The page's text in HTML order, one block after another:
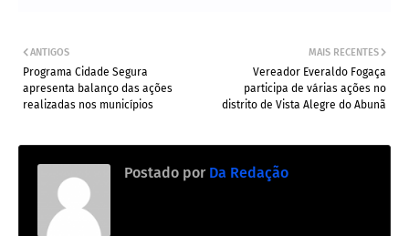
MAIS RECENTES
Vereador Everaldo Fogaça
participa de várias ações no
distrito de Vista Alegre do Abunã
ANTIGOS
Programa Cidade Segura
apresenta balanço das ações
realizadas nos municípios
Postado por Da Redação